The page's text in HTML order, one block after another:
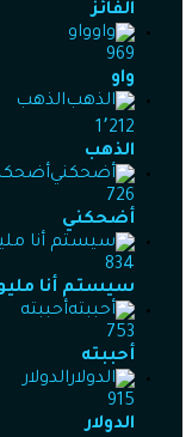
الفائز
واو
969
واو
الذهب
1٬212
الذهب
726
أضحكني
834
سيستم أنا
أحببته
753
أحببته
الدولار
915
الدولار